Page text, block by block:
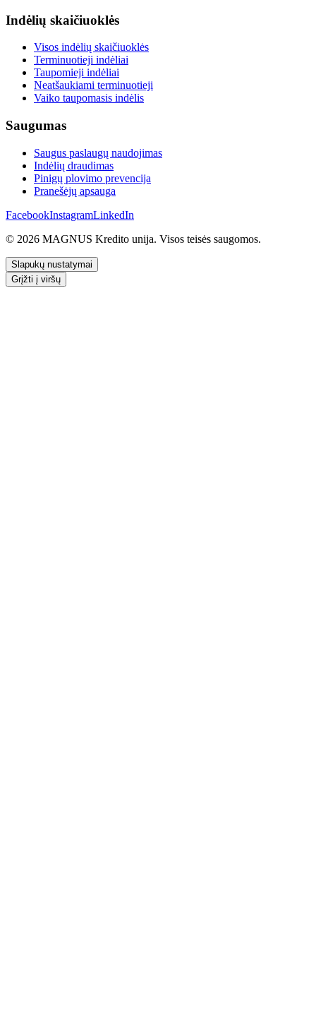
Indėlių skaičiuoklės
Visos indėlių skaičiuoklės
Terminuotieji indėliai
Taupomieji indėliai
Neatšaukiami terminuotieji
Vaiko taupomasis indėlis
Saugumas
Saugus paslaugų naudojimas
Indėlių draudimas
Pinigų plovimo prevencija
Pranešėjų apsauga
FacebookInstagramLinkedIn
© 2026 MAGNUS Kredito unija. Visos teisės saugomos.
Slapukų nustatymai
Grįžti į viršų